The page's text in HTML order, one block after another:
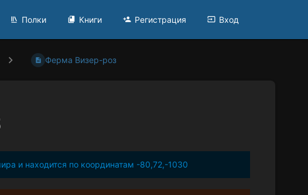
Полки Книги Регистрация Вход
Ферма Визер-роз
и находится по координатам -80,72,-1030